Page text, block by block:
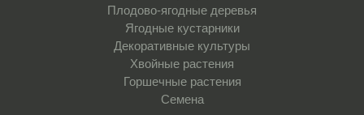
Плодово-ягодные деревья
Ягодные кустарники
Декоративные культуры
Хвойные растения
Горшечные растения
Семена